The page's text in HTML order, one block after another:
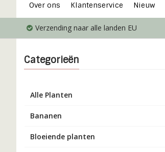
Over ons Klantenservice Nieuw
Verzending naar alle landen EU
Categorieën
Alle Planten
Bananen
Bloeiende planten